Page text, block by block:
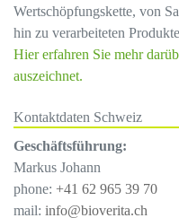
Wertschöpfungskette, von
hin zu verarbeiteten
Hier erfahren Sie mehr
auszeichnet.
Kontaktdaten Schweiz
Geschäftsführung:
Markus Johann
phone: +41 62 965 39 70
mail: info@bioverita.ch